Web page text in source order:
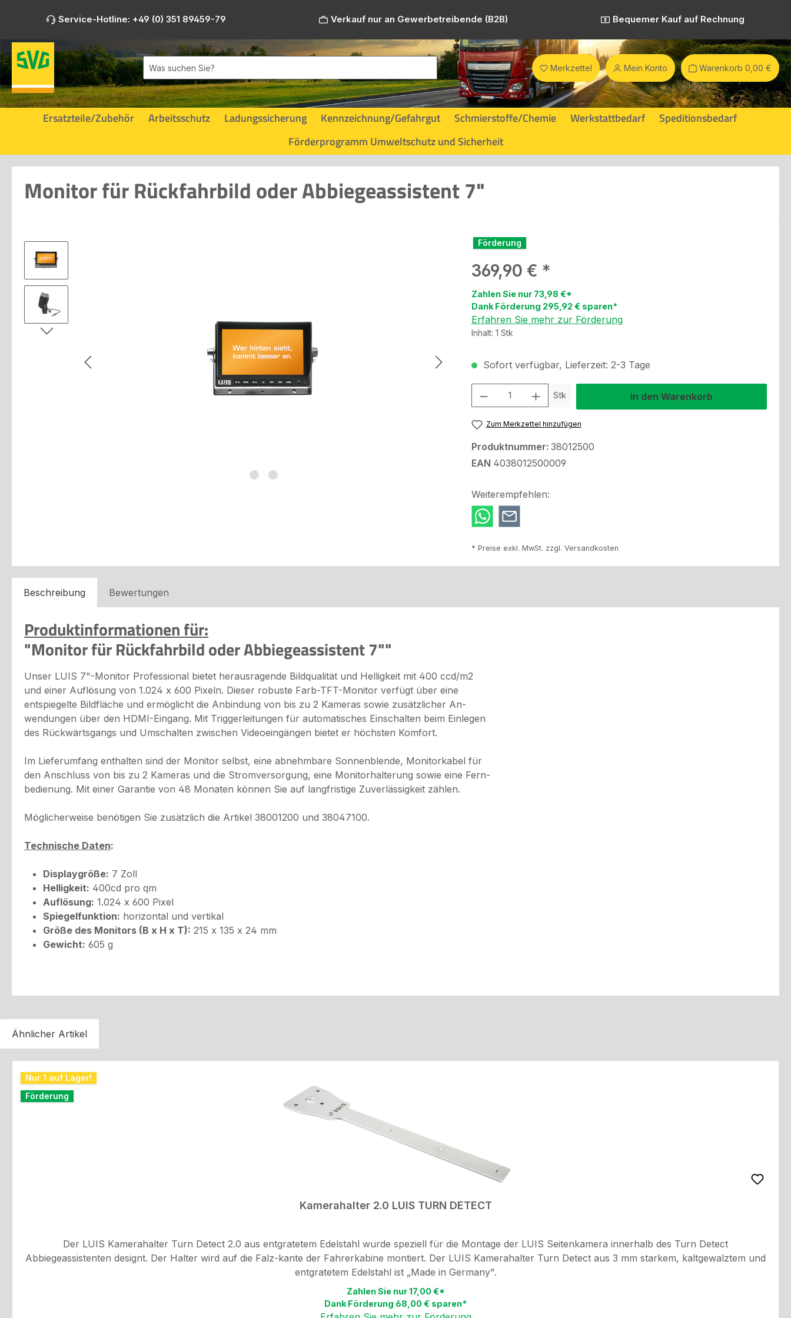
Hauptinhalt springen
Zur Suche springen
Zur Hauptnavigation springen
Service-Hotline: +49 (0) 351 89459-79 Verkauf nur an Gewerbetreibende (B2B) Bequemer Kauf auf Rechnung
Merkzettel Mein Konto Warenkorb 0,00 €
Ersatzteile/Zubehör Arbeitsschutz Ladungssicherung Kennzeichnung/Gefahrgut Schmierstoffe/Chemie Werkstattbedarf
Speditionsbedarf
Förderprogramm Umweltschutz und Sicherheit
Monitor für Rückfahrbild oder Abbiegeassistent 7"
Bildergalerie überspringen Förderung
Regulärer Preis:
369,90 €
Zahlen Sie nur 73,98 €*
Dank Förderung 295,92 € sparen*
Erfahren Sie mehr zur Förderung
Inhalt: 1 Stk
Sofort verfügbar, Lieferzeit: 2-3 Tage
Stk In den Warenkorb
Zum Merkzettel hinzufügen
Produktnummer: 38012500
EAN 4038012500009
Weiterempfehlen:
* Preise exkl. MwSt. zzgl. Versandkosten
Beschreibung Bewertungen
Produktinformationen für:
"Monitor für Rückfahrbild oder Abbiegeassistent 7""
Unser LUIS 7"-Monitor Professional bietet herausragende Bildqualität und Helligkeit mit 400 ccd/m2
und einer Auflösung von 1.024 x 600 Pixeln. Dieser robuste Farb-TFT-Monitor verfügt über eine
entspiegelte Bildfläche und ermöglicht die Anbindung von bis zu 2 Kameras sowie zusätzlicher An-
wendungen über den HDMI-Eingang. Mit Triggerleitungen für automatisches Einschalten beim Einlegen
des Rückwärtsgangs und Umschalten zwischen Videoeingängen bietet er höchsten Komfort.
Im Lieferumfang enthalten sind der Monitor selbst, eine abnehmbare Sonnenblende, Monitorkabel für
den Anschluss von bis zu 2 Kameras und die Stromversorgung, eine Monitorhalterung sowie eine Fern-
bedienung. Mit einer Garantie von 48 Monaten können Sie auf langfristige Zuverlässigkeit zählen.
Möglicherweise benötigen Sie zusätzlich die Artikel 38001200 und 38047100.
Technische Daten:
Displaygröße: 7 Zoll
Helligkeit: 400cd pro qm
Auflösung: 1.024 x 600 Pixel
Spiegelfunktion: horizontal und vertikal
Größe des Monitors (B x H x T): 215 x 135 x 24 mm
Gewicht: 605 g
Ähnlicher Artikel
Nur 1 auf Lager!
Förderung
Kamerahalter 2.0 LUIS TURN DETECT
Der LUIS Kamerahalter Turn Detect 2.0 aus entgratetem Edelstahl wurde speziell für die Montage der LUIS Seitenkamera innerhalb des Turn Detect
Abbiegeassistenten designt. Der Halter wird auf die Falz-kante der Fahrerkabine montiert. Der LUIS Kamerahalter Turn Detect aus 3 mm starkem, kaltgewalztem und
entgratetem Edelstahl ist „Made in Germany".
Zahlen Sie nur 17,00 €*
Dank Förderung 68,00 € sparen*